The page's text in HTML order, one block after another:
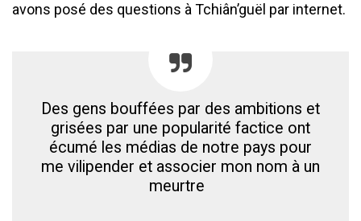
avons posé des questions à Tchiân’guël par internet.
Des gens bouffées par des ambitions et
grisées par une popularité factice ont
écumé les médias de notre pays pour
me vilipender et associer mon nom à un
meurtre